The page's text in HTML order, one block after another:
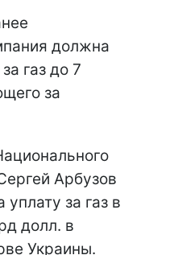
должна
газ до 7
за
Арбузов
уплату за газ в
долл. в
Украины.